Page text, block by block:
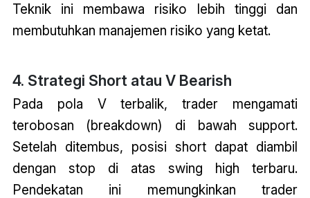
Teknik ini membawa risiko lebih tinggi dan
membutuhkan manajemen risiko yang ketat.
4. Strategi Short atau V Bearish
Pada pola V terbalik, trader mengamati
terobosan (breakdown) di bawah support.
Setelah ditembus, posisi short dapat diambil
dengan stop di atas swing high terbaru.
Pendekatan ini memungkinkan trader